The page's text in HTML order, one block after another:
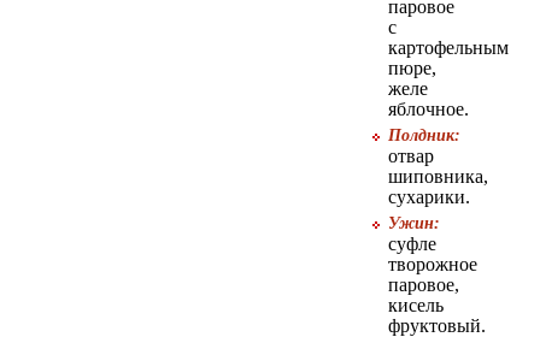
паровое
с
картофельным
пюре,
желе
яблочное.
Полдник:
отвар
шиповника,
сухарики.
Ужин:
суфле
творожное
паровое,
кисель
фруктовый.